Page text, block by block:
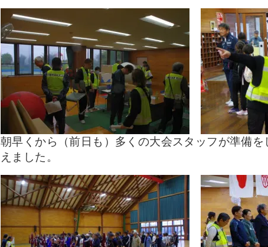
朝早くから（前日も）多くの大会スタッフが準備
えました。